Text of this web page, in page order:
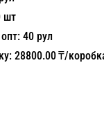
шт
40 рул
28800.00₸/